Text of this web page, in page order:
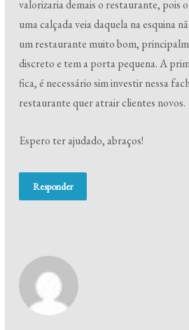
valorizaria demais o restaurante, pois
uma calçada veia daquela na esquina
um restaurante muito bom,
discreto e tem a porta pequena. A
fica, é necessário sim investir nessa
restaurante quer atrair clientes novos.
Espero ter ajudado, abraços!
Responder